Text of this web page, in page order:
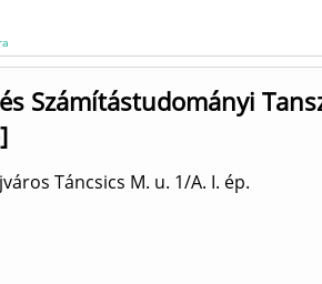
Számítástudományi
Táncsics M. u. 1/A. I. ép.